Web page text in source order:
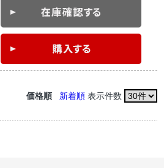
価格順 新着順表示件数